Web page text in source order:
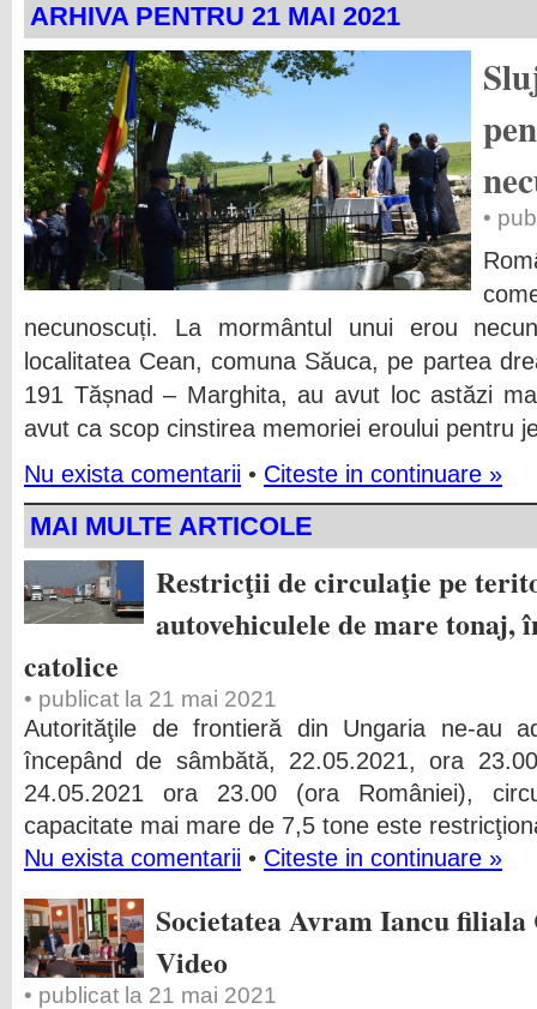
ARHIVA PENTRU 21 MAI 2021
•
necunoscuți. La mormântul unui erou
localitatea Cean, comuna Săuca, pe partea
191 Tășnad – Marghita, au avut loc astăzi
avut ca scop cinstirea memoriei eroului pentru
Nu exista comentarii • Citeste in continuare »
MAI MULTE ARTICOLE
Restricţii de circulaţie pe
autovehiculele de mare tonaj,
catolice
• publicat la 21 mai 2021
Autorităţile de frontieră din Ungaria ne-au
începând de sâmbătă, 22.05.2021, ora
24.05.2021 ora 23.00 (ora României),
capacitate mai mare de 7,5 tone este
Nu exista comentarii • Citeste in continuare »
Societatea Avram Iancu filiala
Video
• publicat la 21 mai 2021